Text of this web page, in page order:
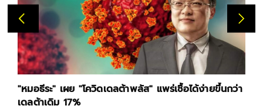
"หมอธีระ" เผย "โควิดเดลต้าพลัส" แพร่เชื้อได้ง่ายขึ้นกว่า
เดลต้าเดิม 17%